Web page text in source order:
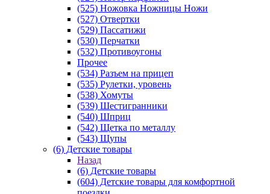
(525) Ножовка Ножницы Ножи
(527) Отвертки
(529) Пассатижи
(530) Перчатки
(532) Противоугоны
Прочее
(534) Разъем на прицеп
(535) Рулетки, уровень
(538) Хомуты
(539) Шестигранники
(540) Шприц
(542) Щетка по металлу
(543) Щупы
(6) Детские товары
Назад
(6) Детские товары
(604) Детские товары для комфортной